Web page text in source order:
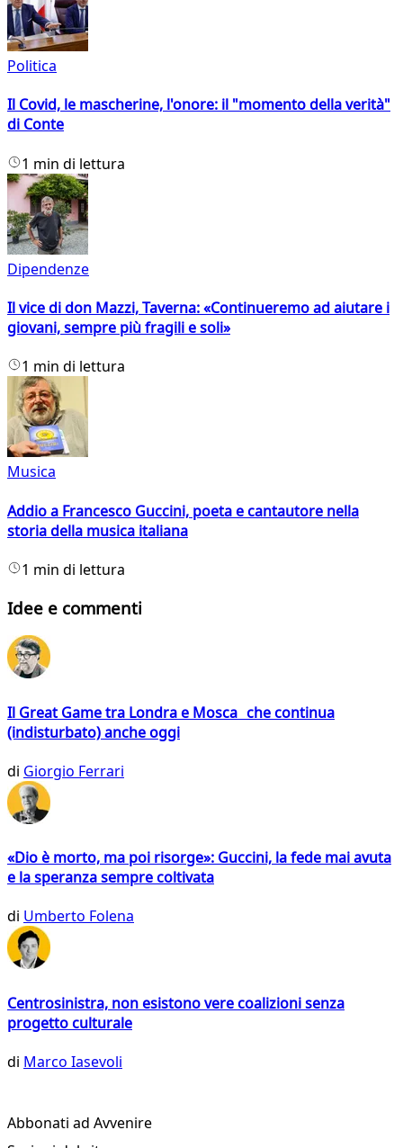
Politica
Il Covid, le mascherine, l'onore: il "momento della verità"
di Conte
1 min di lettura
Dipendenze
Il vice di don Mazzi, Taverna: «Continueremo ad aiutare i
giovani, sempre più fragili e soli»
1 min di lettura
Musica
Addio a Francesco Guccini, poeta e cantautore nella
storia della musica italiana
1 min di lettura
Idee e commenti
Il Great Game tra Londra e Mosca che continua
(indisturbato) anche oggi
di Giorgio Ferrari
«Dio è morto, ma poi risorge»: Guccini, la fede mai avuta
e la speranza sempre coltivata
di Umberto Folena
Centrosinistra, non esistono vere coalizioni senza
progetto culturale
di Marco Iasevoli
Abbonati ad Avvenire